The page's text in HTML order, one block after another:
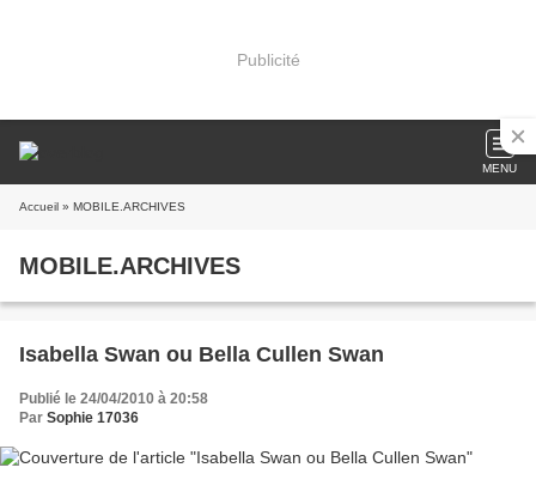
Publicité
MENU
Accueil » MOBILE.ARCHIVES
MOBILE.ARCHIVES
Isabella Swan ou Bella Cullen Swan
Publié le 24/04/2010 à 20:58
Par Sophie 17036